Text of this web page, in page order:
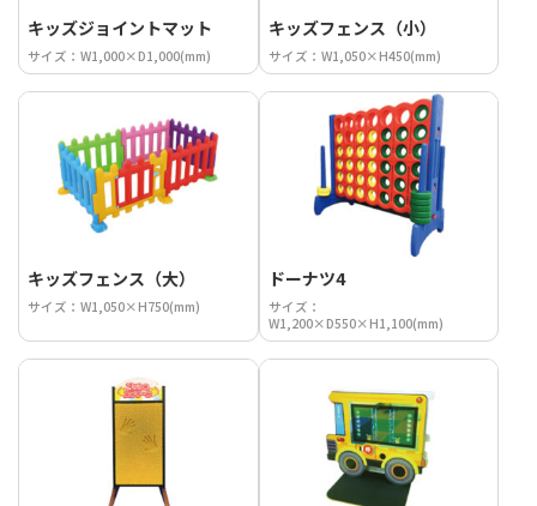
キッズジョイントマット
サイズ：W1,000×D1,000(mm)
キッズフェンス（小）
サイズ：W1,050×H450(mm)
キッズフェンス（大）
サイズ：W1,050×H750(mm)
ドーナツ4
サイズ：
W1,200×D550×H1,100(mm)